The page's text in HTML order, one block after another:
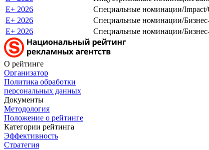
E+ 2026
Специальные номинации/
E+ 2026
Специальные номинации/
E+ 2026
Специальные номинации/
О рейтинге
Организатор
Политика обработки
персональных данных
Документы
Методология
Положение о рейтинге
Категории рейтинга
Эффективность
Стратегия